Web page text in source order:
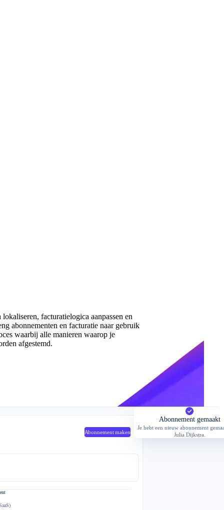
facturatielogica aanpassen en
abonnementen en facturatie naar gebruik
waarbij alle manieren waarop je
afgestemd.
Abonnement maken
Abonnement gemaakt
Je hebt een nieuw abonnement
Julia Dijkstra.